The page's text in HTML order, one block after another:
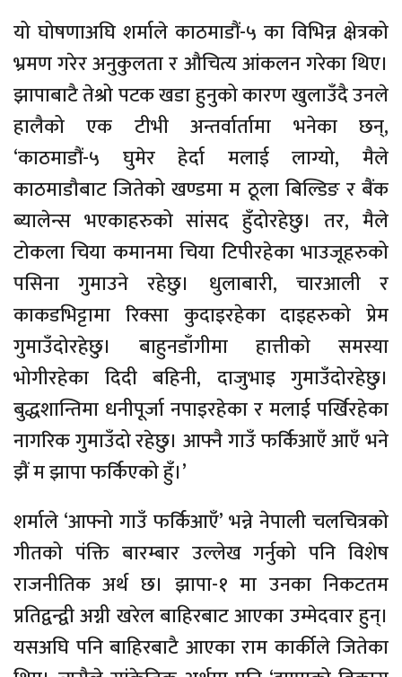
यो घोषणाअघि शर्माले काठमाडौं-५ का विभिन्न क्षेत्रको
भ्रमण गरेर अनुकुलता र औचित्य आंकलन गरेका थिए।
झापाबाटै तेश्रो पटक खडा हुनुको कारण खुलाउँदै उनले
हालैको एक टीभी अन्तर्वार्तामा भनेका छन्,
‘काठमाडौं-५ घुमेर हेर्दा मलाई लाग्यो, मैले
काठमाडौबाट जितेको खण्डमा म ठूला बिल्डिङ र बैंक
ब्यालेन्स भएकाहरुको सांसद हुँदोरहेछु। तर, मैले
टोकला चिया कमानमा चिया टिपीरहेका भाउजूहरुको
पसिना गुमाउने रहेछु। धुलाबारी, चारआली र
काकडभिट्टामा रिक्सा कुदाइरहेका दाइहरुको प्रेम
गुमाउँदोरहेछु। बाहुनडाँगीमा हात्तीको समस्या
भोगीरहेका दिदी बहिनी, दाजुभाइ गुमाउँदोरहेछु।
बुद्धशान्तिमा धनीपूर्जा नपाइरहेका र मलाई पर्खिरहेका
नागरिक गुमाउँदो रहेछु। आफ्नै गाउँ फर्किआएँ आएँ भने
झैं म झापा फर्किएको हुँ।’
शर्माले ‘आफ्नो गाउँ फर्किआएँ’ भन्ने नेपाली चलचित्रको
गीतको पंक्ति बारम्बार उल्लेख गर्नुको पनि विशेष
राजनीतिक अर्थ छ। झापा-१ मा उनका निकटतम
प्रतिद्वन्द्वी अग्नी खरेल बाहिरबाट आएका उम्मेदवार हुन्।
यसअघि पनि बाहिरबाटै आएका राम कार्कीले जितेका